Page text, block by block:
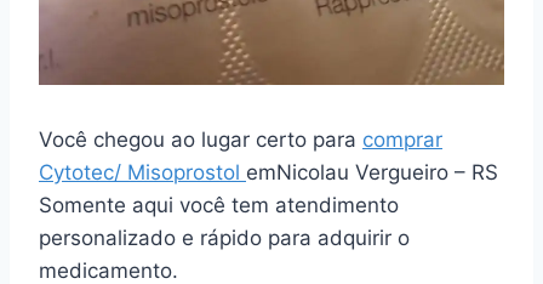
Você chegou ao lugar certo para comprar
Cytotec/ Misoprostol emNicolau Vergueiro – RS
Somente aqui você tem atendimento
personalizado e rápido para adquirir o
medicamento.